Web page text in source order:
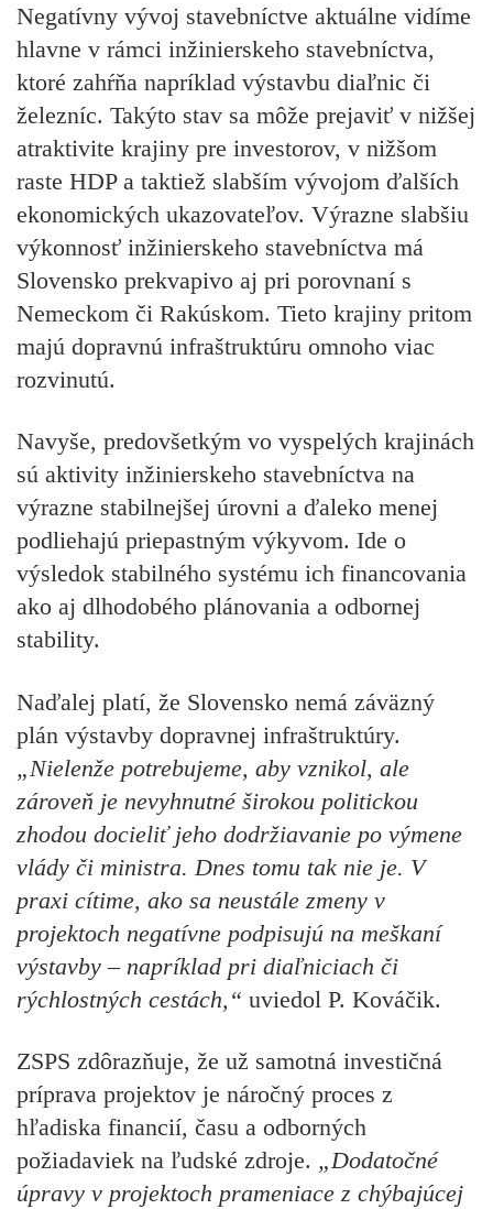
Negatívny vývoj stavebníctve aktuálne vidíme
hlavne v rámci inžinierskeho stavebníctva,
ktoré zahŕňa napríklad výstavbu diaľnic či
železníc. Takýto stav sa môže prejaviť v nižšej
atraktivite krajiny pre investorov, v nižšom
raste HDP a taktiež slabším vývojom ďalších
ekonomických ukazovateľov. Výrazne slabšiu
výkonnosť inžinierskeho stavebníctva má
Slovensko prekvapivo aj pri porovnaní s
Nemeckom či Rakúskom. Tieto krajiny pritom
majú dopravnú infraštruktúru omnoho viac
rozvinutú.
Navyše, predovšetkým vo vyspelých krajinách
sú aktivity inžinierskeho stavebníctva na
výrazne stabilnejšej úrovni a ďaleko menej
podliehajú priepastným výkyvom. Ide o
výsledok stabilného systému ich financovania
ako aj dlhodobého plánovania a odbornej
stability.
Naďalej platí, že Slovensko nemá záväzný
plán výstavby dopravnej infraštruktúry.
„Nielenže potrebujeme, aby vznikol, ale
zároveň je nevyhnutné širokou politickou
zhodou docieliť jeho dodržiavanie po výmene
vlády či ministra. Dnes tomu tak nie je. V
praxi cítime, ako sa neustále zmeny v
projektoch negatívne podpisujú na meškaní
výstavby – napríklad pri diaľniciach či
rýchlostných cestách,“ uviedol P. Kováčik.
ZSPS zdôrazňuje, že už samotná investičná
príprava projektov je náročný proces z
hľadiska financií, času a odborných
požiadaviek na ľudské zdroje. „Dodatočné
úpravy v projektoch prameniace z chýbajúcej